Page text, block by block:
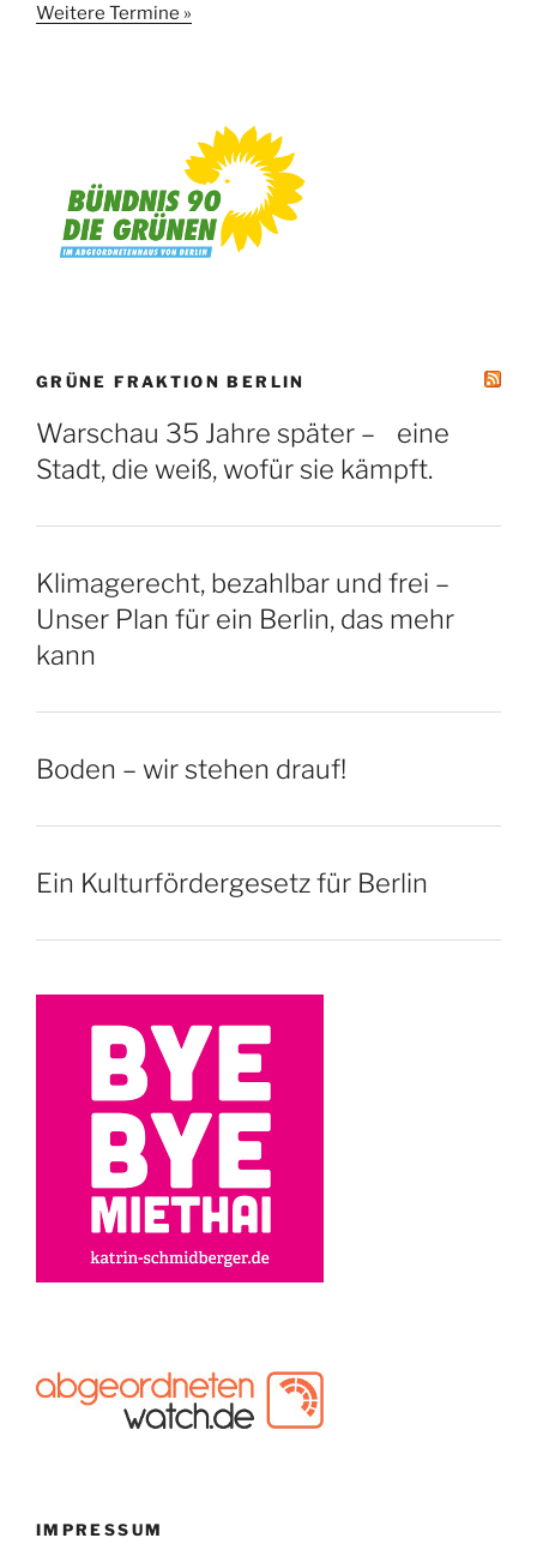
Weitere Termine »
GRÜNE FRAKTION BERLIN
Warschau 35 Jahre später – eine
Stadt, die weiß, wofür sie kämpft.
Klimagerecht, bezahlbar und frei –
Unser Plan für ein Berlin, das mehr
kann
Boden – wir stehen drauf!
Ein Kulturfördergesetz für Berlin
IMPRESSUM